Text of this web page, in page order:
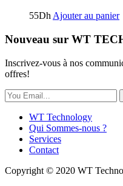
55Dh Ajouter au panier
Nouveau sur WT
Inscrivez-vous à nos
offres!
WT Technology
Qui Sommes-nous ?
Services
Contact
Copyright © 2020 WT